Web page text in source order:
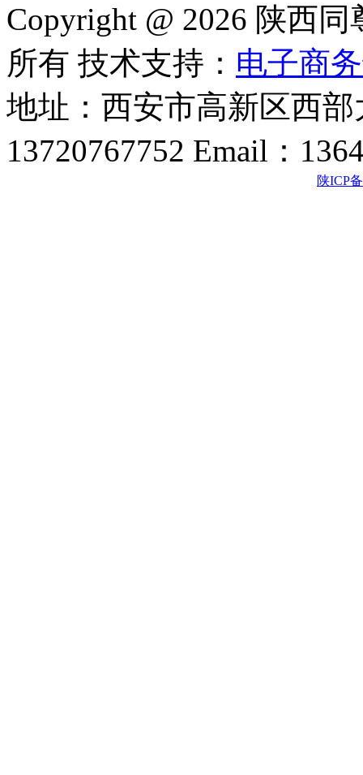
Copyright @ 2026 陕西
所有 技术支持： 电子商
地址：西安市高新区西
13720767752 Email：
陕ICP